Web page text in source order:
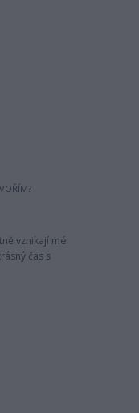
vznikají mé
čas s